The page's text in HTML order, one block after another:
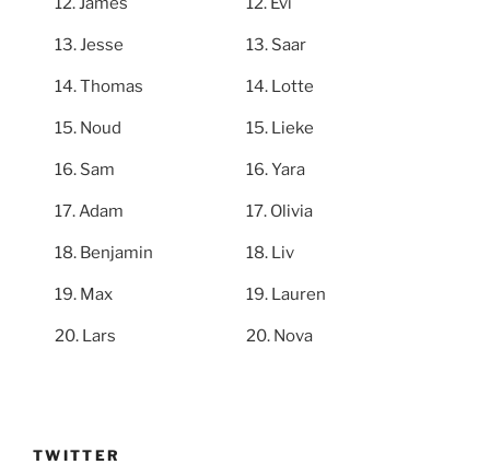
Jesse
Thomas
Noud
Sam
Adam
Benjamin
Max
Lars
Saar
Lotte
Lieke
Yara
Olivia
Liv
Lauren
Nova
TWITTER